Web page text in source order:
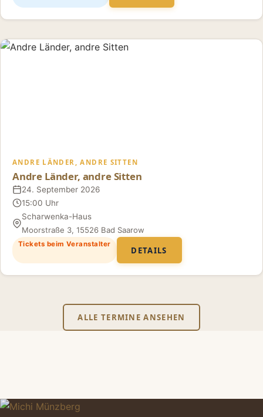
ANDRE LÄNDER, ANDRE SITTEN
Andre Länder, andre Sitten
Datum
24. September 2026
Uhrzeit
15:00 Uhr
Ort
Scharwenka-Haus
Moorstraße 3, 15526 Bad Saarow
Tickets beim Veranstalter
DETAILS
ALLE TERMINE ANSEHEN